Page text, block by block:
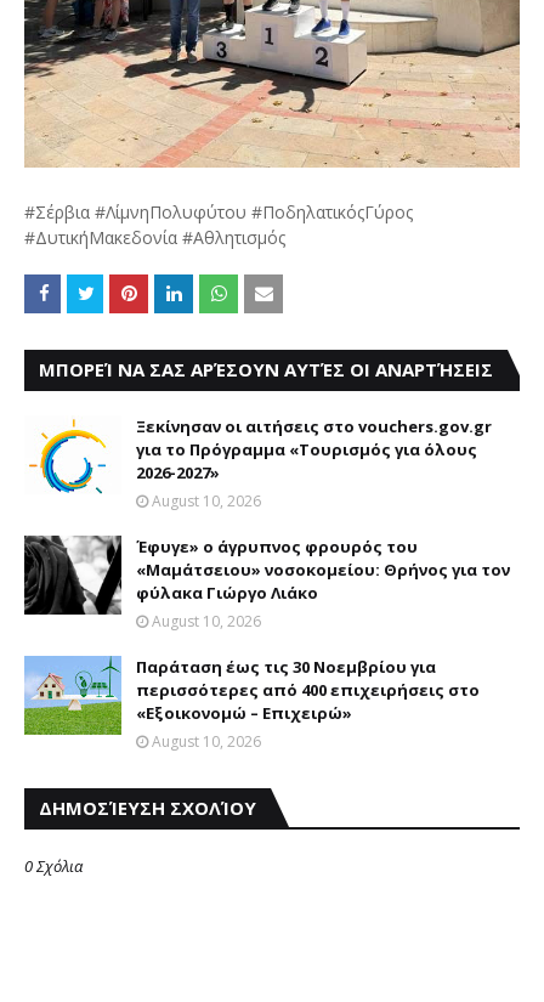
#Σέρβια #ΛίμνηΠολυφύτου #ΠοδηλατικόςΓύρος
#ΔυτικήΜακεδονία #Αθλητισμός
ΜΠΟΡΕΊ ΝΑ ΣΑΣ ΑΡΈΣΟΥΝ ΑΥΤΈΣ ΟΙ ΑΝΑΡΤΉΣΕΙΣ
Ξεκίνησαν οι αιτήσεις στο vouchers.gov.gr
για το Πρόγραμμα «Τουρισμός για όλους
2026-2027»
August 10, 2026
Έφυγε» ο άγρυπνος φρουρός του
«Μαμάτσειου» νοσοκομείου: Θρήνος για τον
φύλακα Γιώργο Λιάκο
August 10, 2026
Παράταση έως τις 30 Νοεμβρίου για
περισσότερες από 400 επιχειρήσεις στο
«Εξοικονομώ – Επιχειρώ»
August 10, 2026
ΔΗΜΟΣΊΕΥΣΗ ΣΧΟΛΊΟΥ
0 Σχόλια